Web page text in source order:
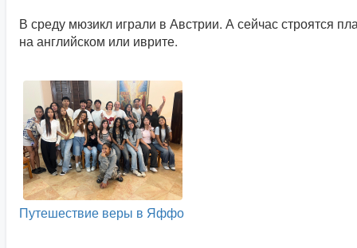
В среду мюзикл играли в Австрии. А сейчас строятся
на английском или иврите.
Путешествие веры в Яффо